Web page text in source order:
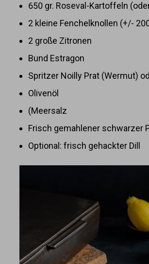
650 gr. Roseval-Kartoffeln
2 kleine Fenchelknollen (+/-
2 große Zitronen
Bund Estragon
Spritzer Noilly Prat (Wermut)
Olivenöl
(Meersalz
Frisch gemahlener schwarzer
Optional: frisch gehackter Dill